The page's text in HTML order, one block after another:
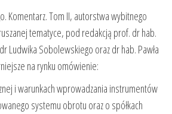
Komentarz. Tom II, autorstwa wybitnego
tematyce, pod redakcją prof. dr hab.
Ludwika Sobolewskiego oraz dr hab. Pawła
na rynku omówienie:
i warunkach wprowadzania instrumentów
systemu obrotu oraz o spółkach